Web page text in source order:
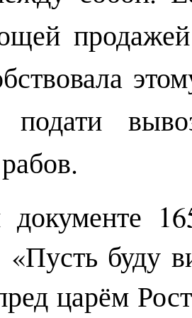
подати
«Пусть буду
царём